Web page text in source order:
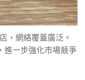
，網絡覆蓋廣泛。
進一步強化市場競爭